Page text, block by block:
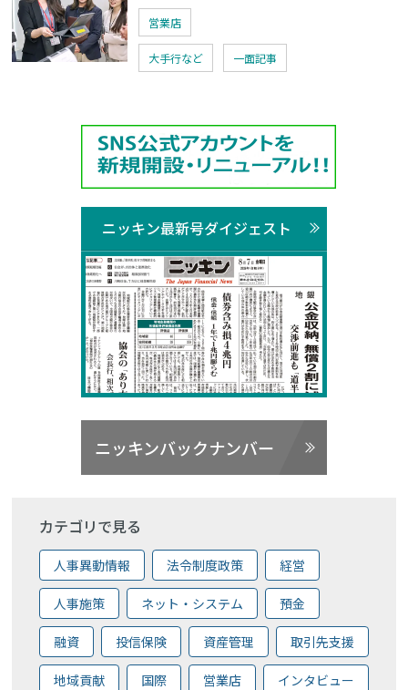
営業店
大手行など 一面記事
ニッキン最新号ダイジェスト
ニッキンバックナンバー
カテゴリで見る
人事異動情報 法令制度政策 経営
人事施策 ネット・システム 預金
融資 投信保険 資産管理 取引先支援
地域貢献 国際 営業店 インタビュー